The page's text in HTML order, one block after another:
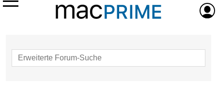
Menü
Erweiterte Forum-Suche
Forum-Suche